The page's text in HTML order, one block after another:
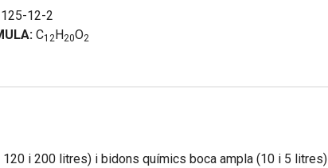
125-12-2
C1 2 H20O2
120 i 200 litres) i bidons químics boca ampla (10 i 5 litres)